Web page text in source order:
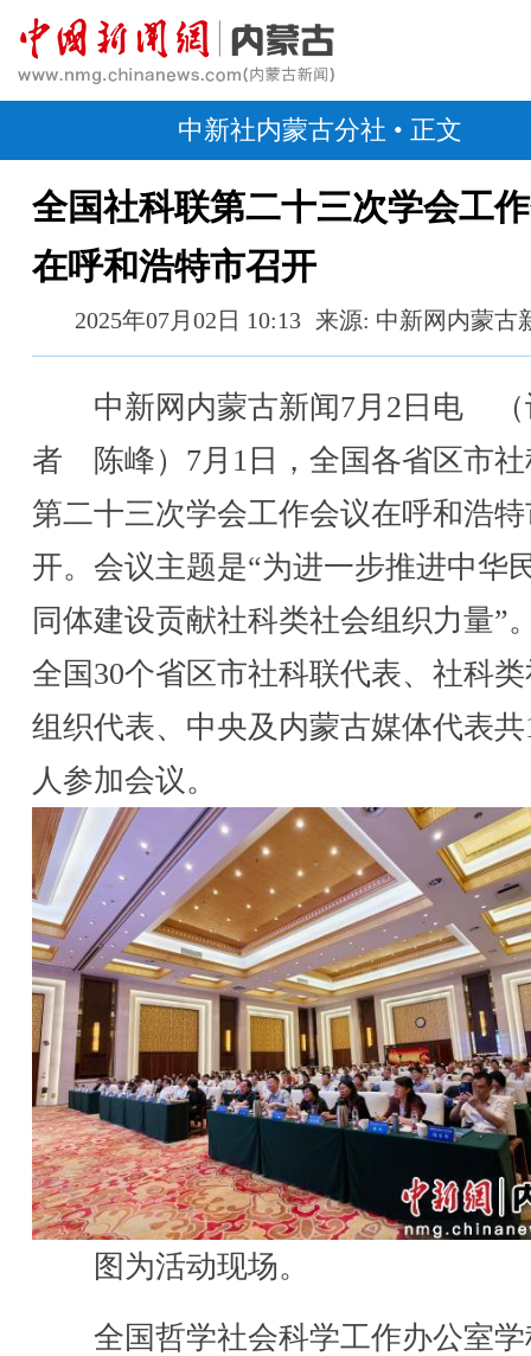
中新社内蒙古分社 • 正文
全国社科联第二十三次学会工
在呼和浩特市召开
2025年07月02日 10:13 来源: 中新网内蒙古
中新网内蒙古新闻7月2日电 （
者 陈峰）7月1日，全国各省区市社
第二十三次学会工作会议在呼和浩
开。会议主题是“为进一步推进中华
同体建设贡献社科类社会组织力量”
全国30个省区市社科联代表、社科
组织代表、中央及内蒙古媒体代表共
人参加会议。
图为活动现场。
全国哲学社会科学工作办公室学